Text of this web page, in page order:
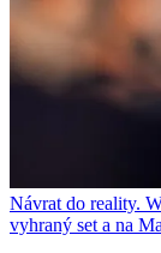
Návrat do reality.
vyhraný set a na